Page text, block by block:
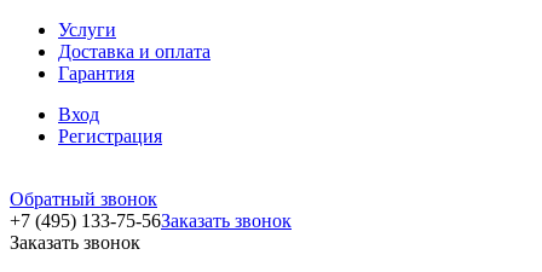
Услуги
Доставка и оплата
Гарантия
Вход
Регистрация
Обратный звонок
+7 (495) 133-75-56Заказать звонок
Заказать звонок